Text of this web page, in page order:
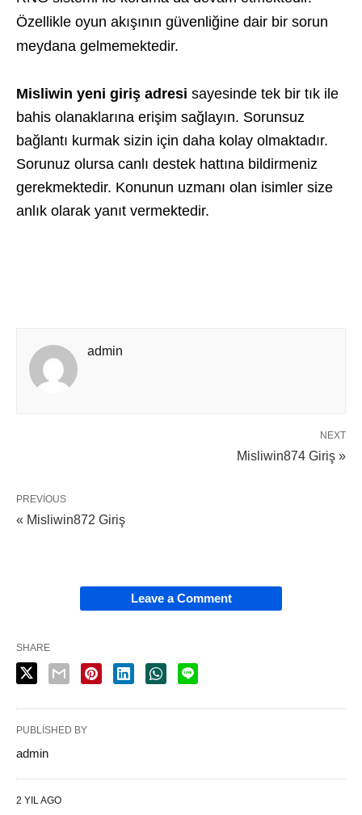
Özellikle oyun akışının güvenliğine dair bir sorun
meydana gelmemektedir.
Misliwin yeni giriş adresi sayesinde tek bir tık ile
bahis olanaklarına erişim sağlayın. Sorunsuz
bağlantı kurmak sizin için daha kolay olmaktadır.
Sorunuz olursa canlı destek hattına bildirmeniz
gerekmektedir. Konunun uzmanı olan isimler size
anlık olarak yanıt vermektedir.
admin
NEXT
Misliwin874 Giriş »
PREVIOUS
« Misliwin872 Giriş
Leave a Comment
SHARE
PUBLISHED BY
admin
2 YIL AGO